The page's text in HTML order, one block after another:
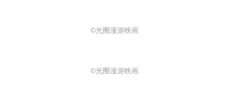
©光圈漫游映画
©光圈漫游映画